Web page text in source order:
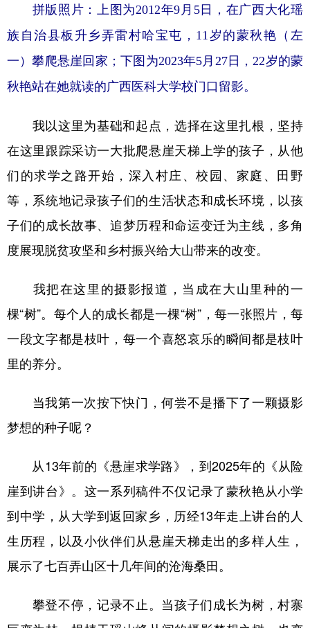
拼版照片：上图为2012年9月5日，在广西大化瑶
族自治县板升乡弄雷村哈宝屯，11岁的蒙秋艳（左
一）攀爬悬崖回家；下图为2023年5月27日，22岁的蒙
秋艳站在她就读的广西医科大学校门口留影。
我以这里为基础和起点，选择在这里扎根，坚持
在这里跟踪采访一大批爬悬崖天梯上学的孩子，从他
们的求学之路开始，深入村庄、校园、家庭、田野
等，系统地记录孩子们的生活状态和成长环境，以孩
子们的成长故事、追梦历程和命运变迁为主线，多角
度展现脱贫攻坚和乡村振兴给大山带来的改变。
我把在这里的摄影报道，当成在大山里种的一
棵“树”。每个人的成长都是一棵“树”，每一张照片，每
一段文字都是枝叶，每一个喜怒哀乐的瞬间都是枝叶
里的养分。
当我第一次按下快门，何尝不是播下了一颗摄影
梦想的种子呢？
从13年前的《悬崖求学路》，到2025年的《从险
崖到讲台》。这一系列稿件不仅记录了蒙秋艳从小学
到中学，从大学到返回家乡，历经13年走上讲台的人
生历程，以及小伙伴们从悬崖天梯走出的多样人生，
展示了七百弄山区十几年间的沧海桑田。
攀登不停，记录不止。当孩子们成长为树，村寨